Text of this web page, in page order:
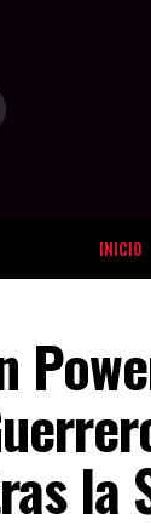
INICIO
la